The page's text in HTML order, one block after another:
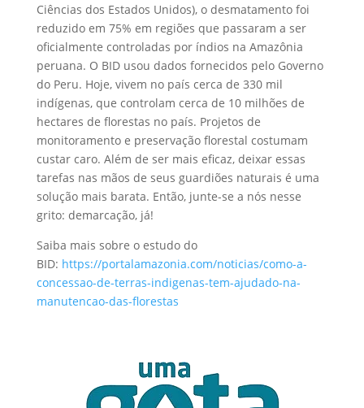
Ciências dos Estados Unidos), o desmatamento foi
reduzido em 75% em regiões que passaram a ser
oficialmente controladas por índios na Amazônia
peruana. O BID usou dados fornecidos pelo Governo
do Peru. Hoje, vivem no país cerca de 330 mil
indígenas, que controlam cerca de 10 milhões de
hectares de florestas no país. Projetos de
monitoramento e preservação florestal costumam
custar caro. Além de ser mais eficaz, deixar essas
tarefas nas mãos de seus guardiões naturais é uma
solução mais barata. Então, junte-se a nós nesse
grito: demarcação, já!
Saiba mais sobre o estudo do
BID: https://portalamazonia.com/noticias/como-a-
concessao-de-terras-indigenas-tem-ajudado-na-
manutencao-das-florestas